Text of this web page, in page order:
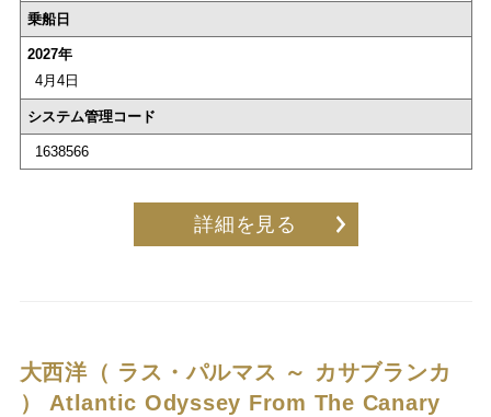
乗船日
2027年
4月4日
システム管理コード
1638566
詳細を見る
大西洋（ ラス・パルマス ～ カサブランカ
） Atlantic Odyssey From The Canary